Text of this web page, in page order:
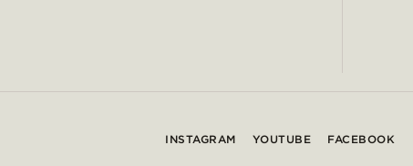
INSTAGRAM YOUTUBE FACEBOOK